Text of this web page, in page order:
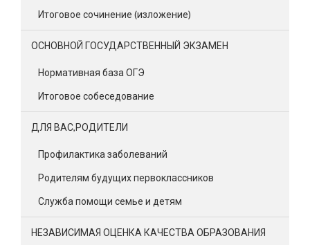
Итоговое сочинение (изложение)
ОСНОВНОЙ ГОСУДАРСТВЕННЫЙ ЭКЗАМЕН
Нормативная база ОГЭ
Итоговое собеседование
ДЛЯ ВАС,РОДИТЕЛИ
Профилактика заболеваний
Родителям будущих первоклассников
Служба помощи семье и детям
НЕЗАВИСИМАЯ ОЦЕНКА КАЧЕСТВА ОБРАЗОВАНИЯ